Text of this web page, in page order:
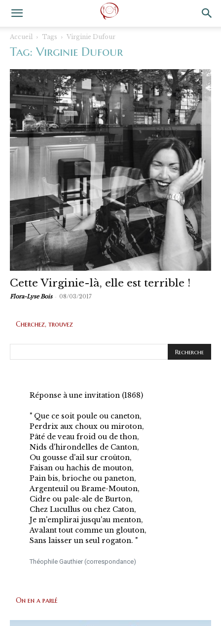
Accueil Tags Virginie Dufour
Tag: Virginie Dufour
Cette Virginie-là, elle est terrible !
Flora-Lyse Bois - 08/03/2017
Cherchez, trouvez
Réponse à une invitation (1868)
" Que ce soit poule ou caneton,
Perdrix aux choux ou miroton,
Pâté de veau froid ou de thon,
Nids d'hirondelles de Canton,
Ou gousse d'ail sur croûton,
Faisan ou hachis de mouton,
Pain bis, brioche ou paneton,
Argenteuil ou Brame-Mouton,
Cidre ou pale-ale de Burton,
Chez Lucullus ou chez Caton,
Je m'emplirai jusqu'au menton,
Avalant tout comme un glouton,
Sans laisser un seul rogaton. "
Théophile Gauthier (correspondance)
On en a parlé